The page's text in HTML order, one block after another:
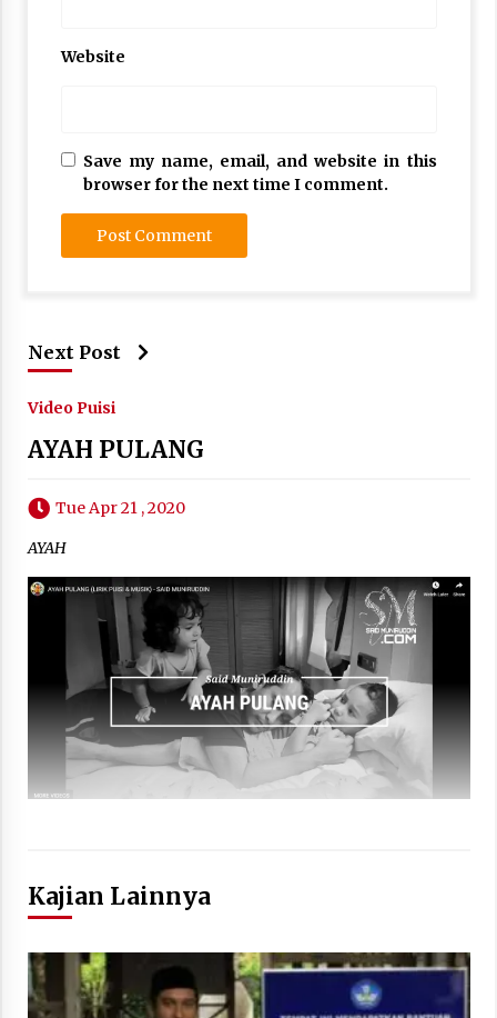
Website
Save my name, email, and website in this
browser for the next time I comment.
Next Post
Video Puisi
AYAH PULANG
Tue Apr 21 , 2020
AYAH
Kajian Lainnya